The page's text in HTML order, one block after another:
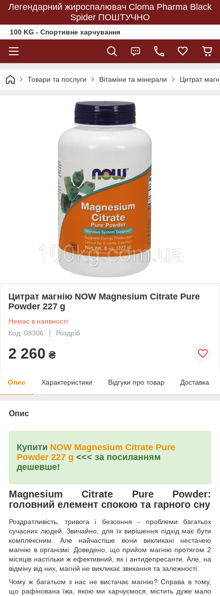
Легендарний жироспалювач Cloma Pharma Black
Spider ПОШТУЧНО
100 KG - Спортивне харчування
Товари та послуги Вітаміни та мінерали Цитрат
Цитрат магнію NOW Magnesium Citrate Pure
Powder 227 g
Немає в наявності
Код: 08306
Роздріб
2 260 ₴
Опис Характеристики Відгуки про товар Доставка
Опис
Купити NOW Magnesium Citrate Pure
Powder 227 g <<< за посиланням
дешевше!
Magnesium Citrate Pure Powder:
головний елемент спокою та гарного сну
Роздратливість, тривога і безсоння - проблеми багатьох
сучасних людей. Звичайно, для їх вирішення підхід має бути
комплексним. Але найчастіше вони викликані нестачею
магнію в організмі. Доведено, що прийом магнію протягом 2
місяців настільки ж ефективний, як і антидепресанти. Але, на
відміну від них, магній не викликає звикання та залежності.
Чому ж багатьом з нас не вистачає магнію? Справа в тому,
що рафінована їжа, якою ми харчуємося, містить дуже мало